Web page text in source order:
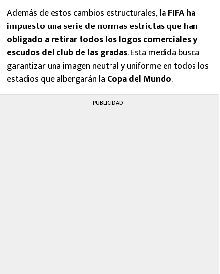
Además de estos cambios estructurales,la FIFA ha
impuesto una serie de normas estrictas que han
obligado a retirar todos los logos comerciales y
escudos del club de las gradas. Esta medida busca
garantizar una imagen neutral y uniforme en todos los
estadios que albergarán la Copa del Mundo.
PUBLICIDAD